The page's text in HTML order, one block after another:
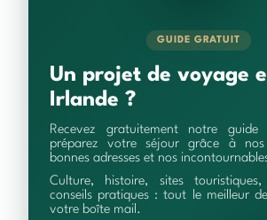
GUIDE GRATUIT
Un projet de voyage
Irlande ?
Recevez gratuitement notre guide
préparez votre séjour grâce à nos
bonnes adresses et nos
Culture, histoire, sites
conseils pratiques : tout le meilleur
votre boîte mail.